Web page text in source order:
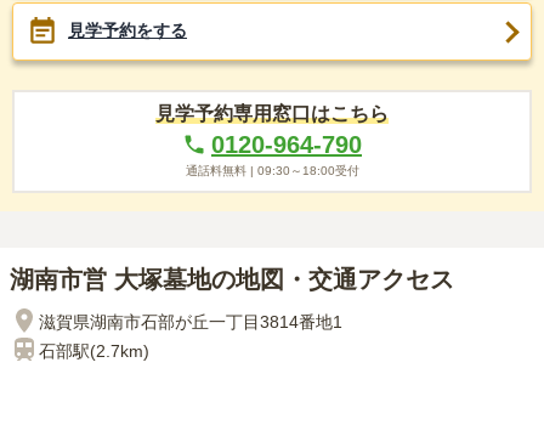
見学予約をする
見学予約専用窓口はこちら
0120-964-790
通話料無料 | 09:30～18:00受付
湖南市営 大塚墓地の地図・交通アクセス
滋賀県湖南市石部が丘一丁目3814番地1
石部駅(2.7km)